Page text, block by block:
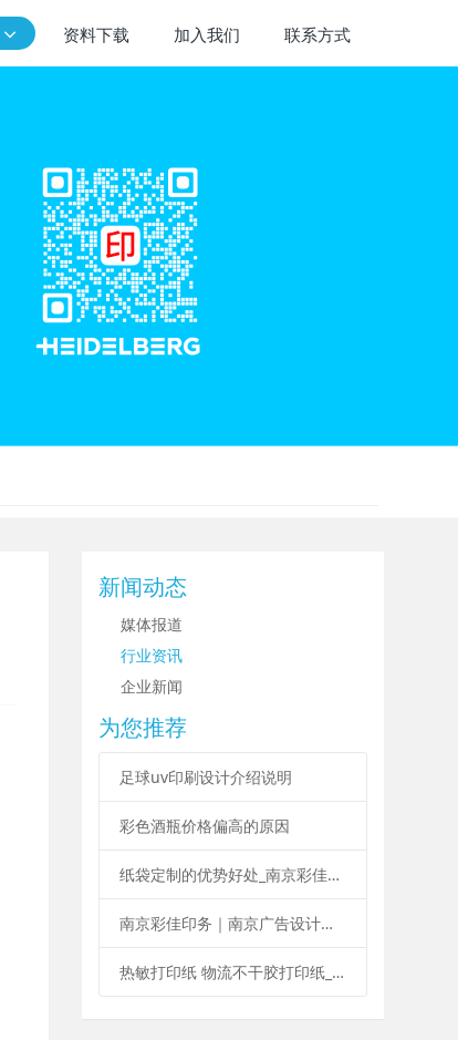
资料下载 加入我们 联系方式
新闻动态
媒体报道
行业资讯
企业新闻
为您推荐
足球uv印刷设计介绍说明
彩色酒瓶价格偏高的原因
纸袋定制的优势好处_南京彩佳印务纸袋定制印刷
南京彩佳印务｜南京广告设计印刷制作一站式服务
热敏打印纸 物流不干胶打印纸_南京彩佳印务专业标签印刷